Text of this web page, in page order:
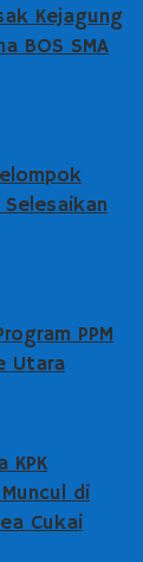
Kejagung
BOS SMA
PPM
Utara
KPK
di
Cukai